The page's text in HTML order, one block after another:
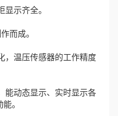
示齐全。
而成。
温压传感器的工作精度
动态显示、实时显示各
。